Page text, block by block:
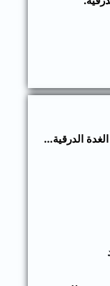
الدرقية…